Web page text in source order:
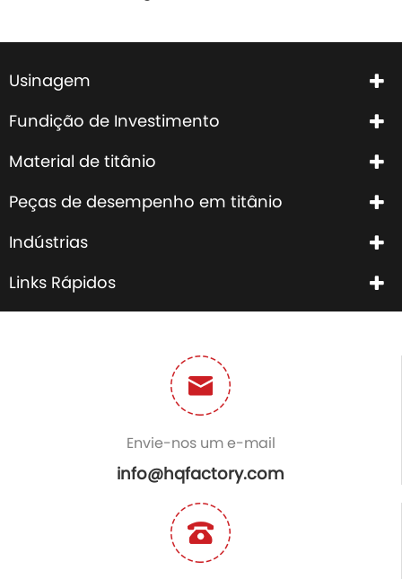
Usinagem
Fundição de Investimento
Material de titânio
Peças de desempenho em titânio
Indústrias
Links Rápidos
Envie-nos um e-mail
info@hqfactory.com